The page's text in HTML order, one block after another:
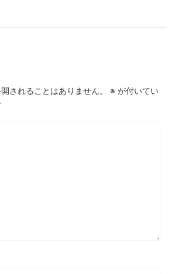
されることはありません。 ※ が付いてい